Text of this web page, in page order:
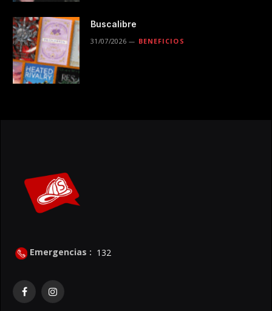
Buscalibre
31/07/2026 BENEFICIOS
Emergencias : 132
FacebookInstagram